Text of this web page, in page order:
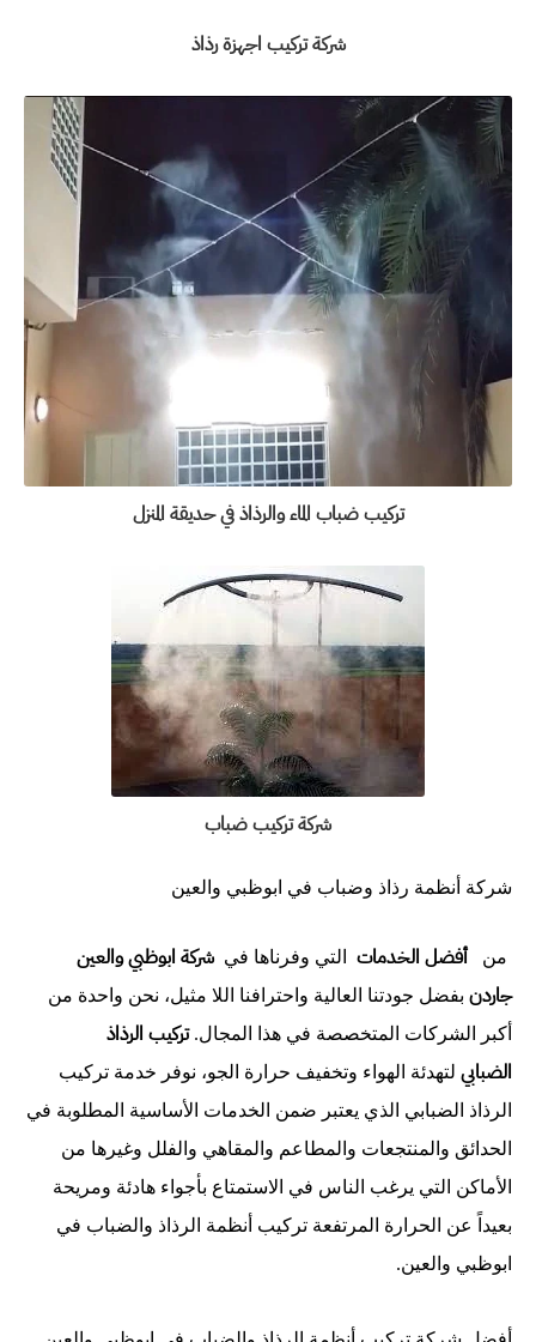
شركة تركيب اجهزة رذاذ
تركيب ضباب الماء والرذاذ في حديقة المنزل
شركة تركيب ضباب
شركة أنظمة رذاذ وضباب في ابوظبي والعين
من أفضل الخدمات التي وفرناها في شركة ابوظبي والعين
جاردن بفضل جودتنا العالية واحترافنا اللا مثيل، نحن واحدة من
أكبر الشركات المتخصصة في هذا المجال. تركيب الرذاذ
الضبابي لتهدئة الهواء وتخفيف حرارة الجو، نوفر خدمة تركيب
الرذاذ الضبابي الذي يعتبر ضمن الخدمات الأساسية المطلوبة في
الحدائق والمنتجعات والمطاعم والمقاهي والفلل وغيرها من
الأماكن التي يرغب الناس في الاستمتاع بأجواء هادئة ومريحة
بعيداً عن الحرارة المرتفعة تركيب أنظمة الرذاذ والضباب في
ابوظبي والعين.